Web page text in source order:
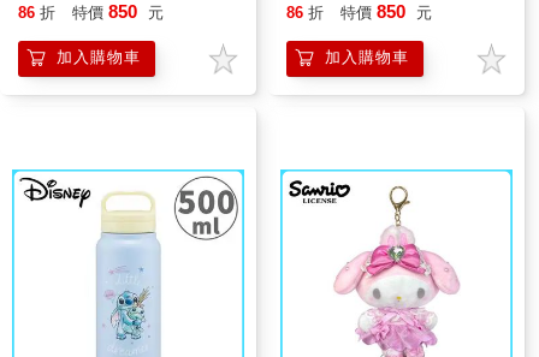
86 折 特價 850 元
加入購物車
86 折 特價 850 元
加入購物車